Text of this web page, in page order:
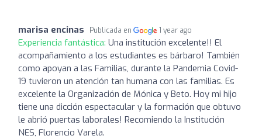
marisa encinas Publicada en 1 year ago
Experiencia fantástica: Una institución excelente!! El
acompañamiento a los estudiantes es bárbaro! También
como apoyan a las Familias, durante la Pandemia Covid-
19 tuvieron un atención tan humana con las familias. Es
excelente la Organización de Mónica y Beto. Hoy mi hijo
tiene una dicción espectacular y la formación que obtuvo
le abrió puertas laborales! Recomiendo la Institución
NES, Florencio Varela.